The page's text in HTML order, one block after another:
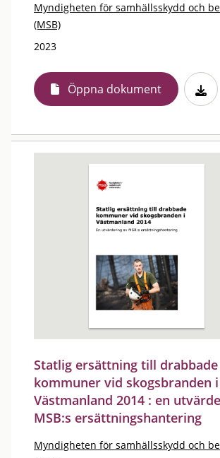
Myndigheten för samhällsskydd och
(MSB)
2023
Öppna dokument
Statlig ersättning till drabbade
kommuner vid skogsbranden i
Västmanland 2014 : en
MSB:s ersättningshantering
Myndigheten för samhällsskydd och